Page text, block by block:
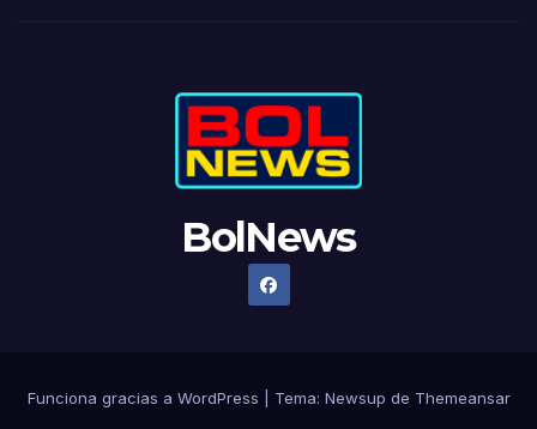
BolNews
Funciona gracias a WordPress Tema: Newsup de Themeansar